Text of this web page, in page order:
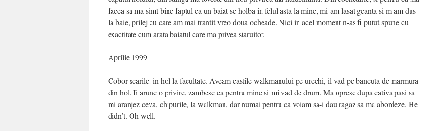
facea sa ma simt bine faptul ca un baiat se holba in felul asta la mine, mi-am lasat geanta si m-am dus
la baie, prilej cu care am mai trantit vreo doua ocheade. Nici in acel moment n-as fi putut spune cu
exactitate cum arata baiatul care ma privea staruitor.
Aprilie 1999
Cobor scarile, in hol la facultate. Aveam castile walkmanului pe urechi, il vad pe bancuta de marmura
din hol. Ii arunc o privire, zambesc ca pentru mine si-mi vad de drum. Ma opresc dupa cativa pasi sa-
mi aranjez ceva, chipurile, la walkman, dar numai pentru ca voiam sa-i dau ragaz sa ma abordeze. He
didn’t. Oh well.